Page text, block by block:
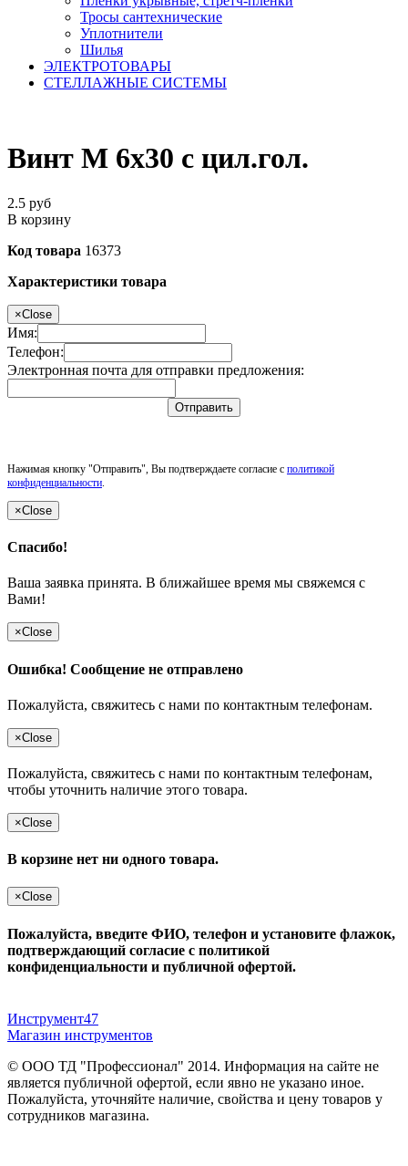
Тросы сантехнические
Уплотнители
Шилья
ЭЛЕКТРОТОВАРЫ
СТЕЛЛАЖНЫЕ СИСТЕМЫ
Винт М 6х30 с цил.гол.
2.5 руб
В корзину
Код товара 16373
Характеристики товара
×Close
Имя:
Телефон:
Электронная почта для отправки предложения:
Отправить
Нажимая кнопку "Отправить", Вы подтверждаете согласие с политикой
конфиденциальности.
×Close
Спасибо!
Ваша заявка принята. В ближайшее время мы свяжемся с
Вами!
×Close
Ошибка! Сообщение не отправлено
Пожалуйста, свяжитесь с нами по контактным телефонам.
×Close
Пожалуйста, свяжитесь с нами по контактным телефонам,
чтобы уточнить наличие этого товара.
×Close
В корзине нет ни одного товара.
×Close
Пожалуйста, введите ФИО, телефон и установите флажок,
подтверждающий согласие с политикой
конфиденциальности и публичной офертой.
Инструмент47
Магазин инструментов
© ООО ТД "Профессионал" 2014. Информация на сайте не
является публичной офертой, если явно не указано иное.
Пожалуйста, уточняйте наличие, свойства и цену товаров у
сотрудников магазина.